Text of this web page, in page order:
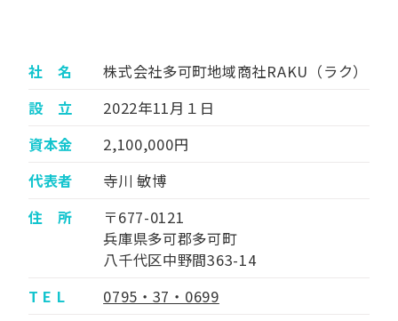
社 名
株式会社多可町地域商社RAKU（ラク）
設 立
2022年11月１日
資本金
2,100,000円
代表者
寺川 敏博
住 所
〒677-0121
兵庫県多可郡多可町
八千代区中野間363-14
T E L
0795・37・0699